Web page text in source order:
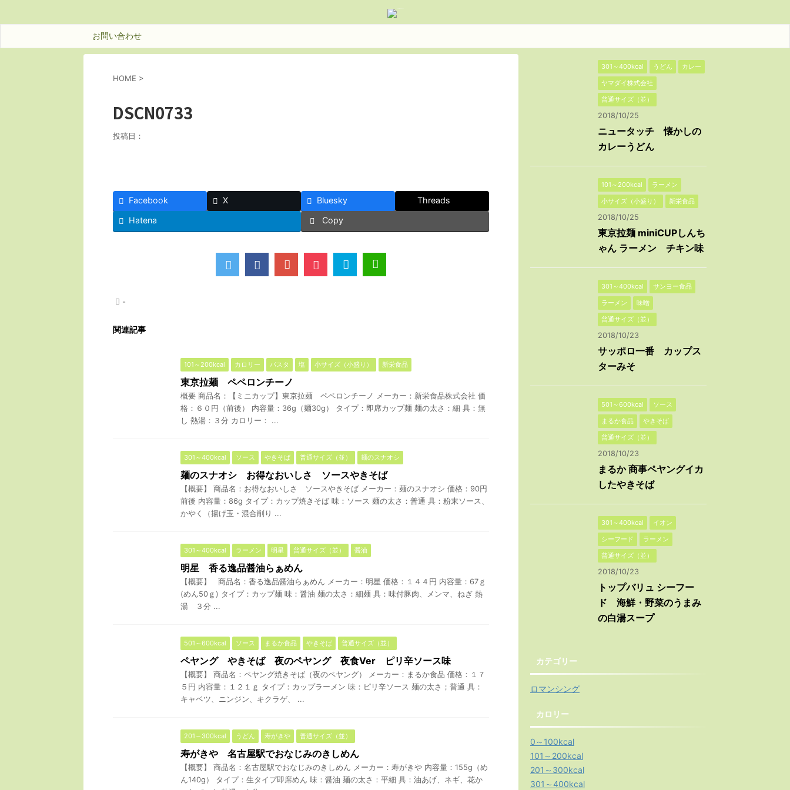
お問い合わせ
HOME >
DSCN0733
投稿日：
Facebook X Bluesky
Threads
Hatena
Copy
-
関連記事
101～200kcal カロリー パスタ 塩 小サイズ（小盛り） 新栄食品
東京拉麺 ペペロンチーノ
概要 商品名：【ミニカップ】東京拉麺 ペペロンチーノ メーカー：新栄食品株式会社 価
格：６０円（前後） 内容量：36g（麺30g） タイプ：即席カップ麺 麺の太さ：細 具：無
し 熱湯：３分 カロリー： ...
301～400kcal ソース やきそば 普通サイズ（並） 麺のスナオシ
麺のスナオシ お得なおいしさ ソースやきそば
【概要】 商品名：お得なおいしさ ソースやきそば メーカー：麺のスナオシ 価格：90円
前後 内容量：86g タイプ：カップ焼きそば 味：ソース 麺の太さ：普通 具：粉末ソース、
かやく（揚げ玉・混合削り ...
301～400kcal ラーメン 明星 普通サイズ（並） 醤油
明星 香る逸品醤油らぁめん
【概要】 商品名：香る逸品醤油らぁめん メーカー：明星 価格：１４４円 内容量：67ｇ
(めん50ｇ) タイプ：カップ麺 味：醤油 麺の太さ：細麺 具：味付豚肉、メンマ、ねぎ 熱
湯 ３分 ...
501～600kcal ソース まるか食品 やきそば 普通サイズ（並）
ペヤング やきそば 夜のペヤング 夜食Ver ピリ辛ソース味
【概要】 商品名：ペヤング焼きそば（夜のペヤング） メーカー：まるか食品 価格：１７
５円 内容量：１２１ｇ タイプ：カップラーメン 味：ピリ辛ソース 麺の太さ；普通 具：
キャベツ、ニンジン、キクラゲ、 ...
201～300kcal うどん 寿がきや 普通サイズ（並）
寿がきや 名古屋駅でおなじみのきしめん
【概要】 商品名：名古屋駅でおなじみのきしめん メーカー：寿がきや 内容量：155g（め
ん140g） タイプ：生タイプ即席めん 味：醤油 麺の太さ：平細 具：油あげ、ネギ、花か
301～400kcal うどん
カレー
ヤマダイ株式会社
普通サイズ（並）
2018/10/25
ニュータッチ 懐かしの
カレーうどん
101～200kcal
ラーメン
小サイズ（小盛り）
新栄食品
2018/10/25
東京拉麺 miniCUPしんち
ゃん ラーメン チキン味
301～400kcal
サンヨー食品
ラーメン
味噌
普通サイズ（並）
2018/10/23
サッポロ一番 カップス
ターみそ
501～600kcal
ソース
まるか食品
やきそば
普通サイズ（並）
2018/10/23
まるか 商事ペヤングイカ
したやきそば
301～400kcal
イオン
シーフード
ラーメン
普通サイズ（並）
2018/10/23
トップバリュ シーフー
ド 海鮮・野菜のうまみ
の白湯スープ
カテゴリー
ロマンシング
カロリー
0～100kcal
101～200kcal
201～300kcal
301～400kcal